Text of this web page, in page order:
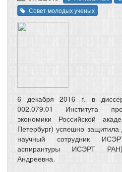
Совет молодых ученых
6 декабря 2016 г. в
002.079.01 Института
экономики Российской
Петербург) успешно
научный сотрудник
аспирантуры ИСЭРТ
Андреевна.